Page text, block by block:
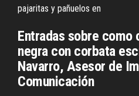
pajaritas y pañuelos en
Entradas sobre como
negra con corbata
Navarro, Asesor de
Comunicación